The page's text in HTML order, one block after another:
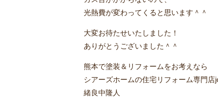
光熱費が変わってくると思います＾＾
大変お待たせいたしました！
ありがとうございました＾＾
熊本で塗装＆リフォームをお考えなら
シアーズホームの住宅リフォーム専門店
緒良中隆人